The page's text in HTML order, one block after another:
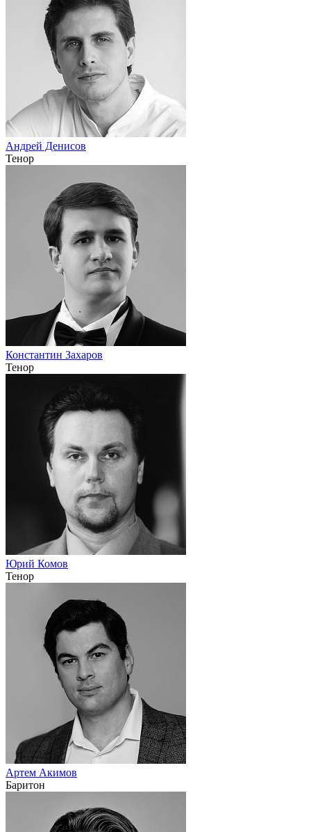
Андрей Денисов
Тенор
Константин Захаров
Тенор
Юрий Комов
Тенор
Артем Акимов
Баритон